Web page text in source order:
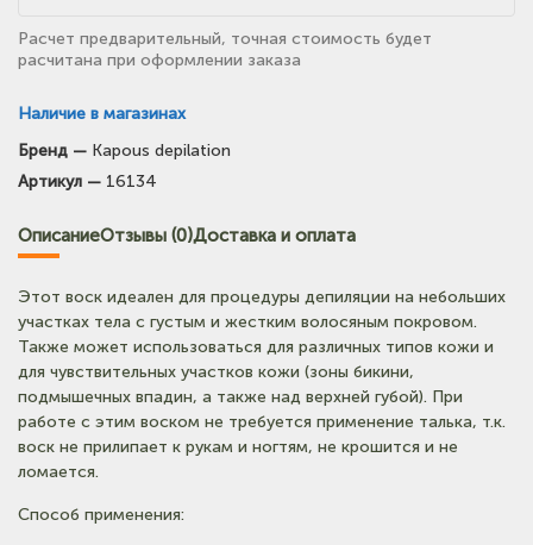
Наличие в магазинах
Тел: +7-964-603-4984
(на карте)
Тел: +7-3852-721-001
Бренд — Kapous depilation
Артикул — 16134
Расчет предварительный, точная стоимость будет
расчитана при оформлении заказа
ОписаниеОтзывы (0)Доставка и оплата
Этот воск идеален для процедуры депиляции на небольших
участках тела с густым и жестким волосяным покровом.
Также может использоваться для различных типов кожи и
для чувствительных участков кожи (зоны бикини,
подмышечных впадин, а также над верхней губой). При
работе с этим воском не требуется применение талька, т.к.
воск не прилипает к рукам и ногтям, не крошится и не
ломается.
Способ применения: